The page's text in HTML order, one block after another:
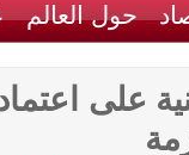
حول العالم
على اعتماد